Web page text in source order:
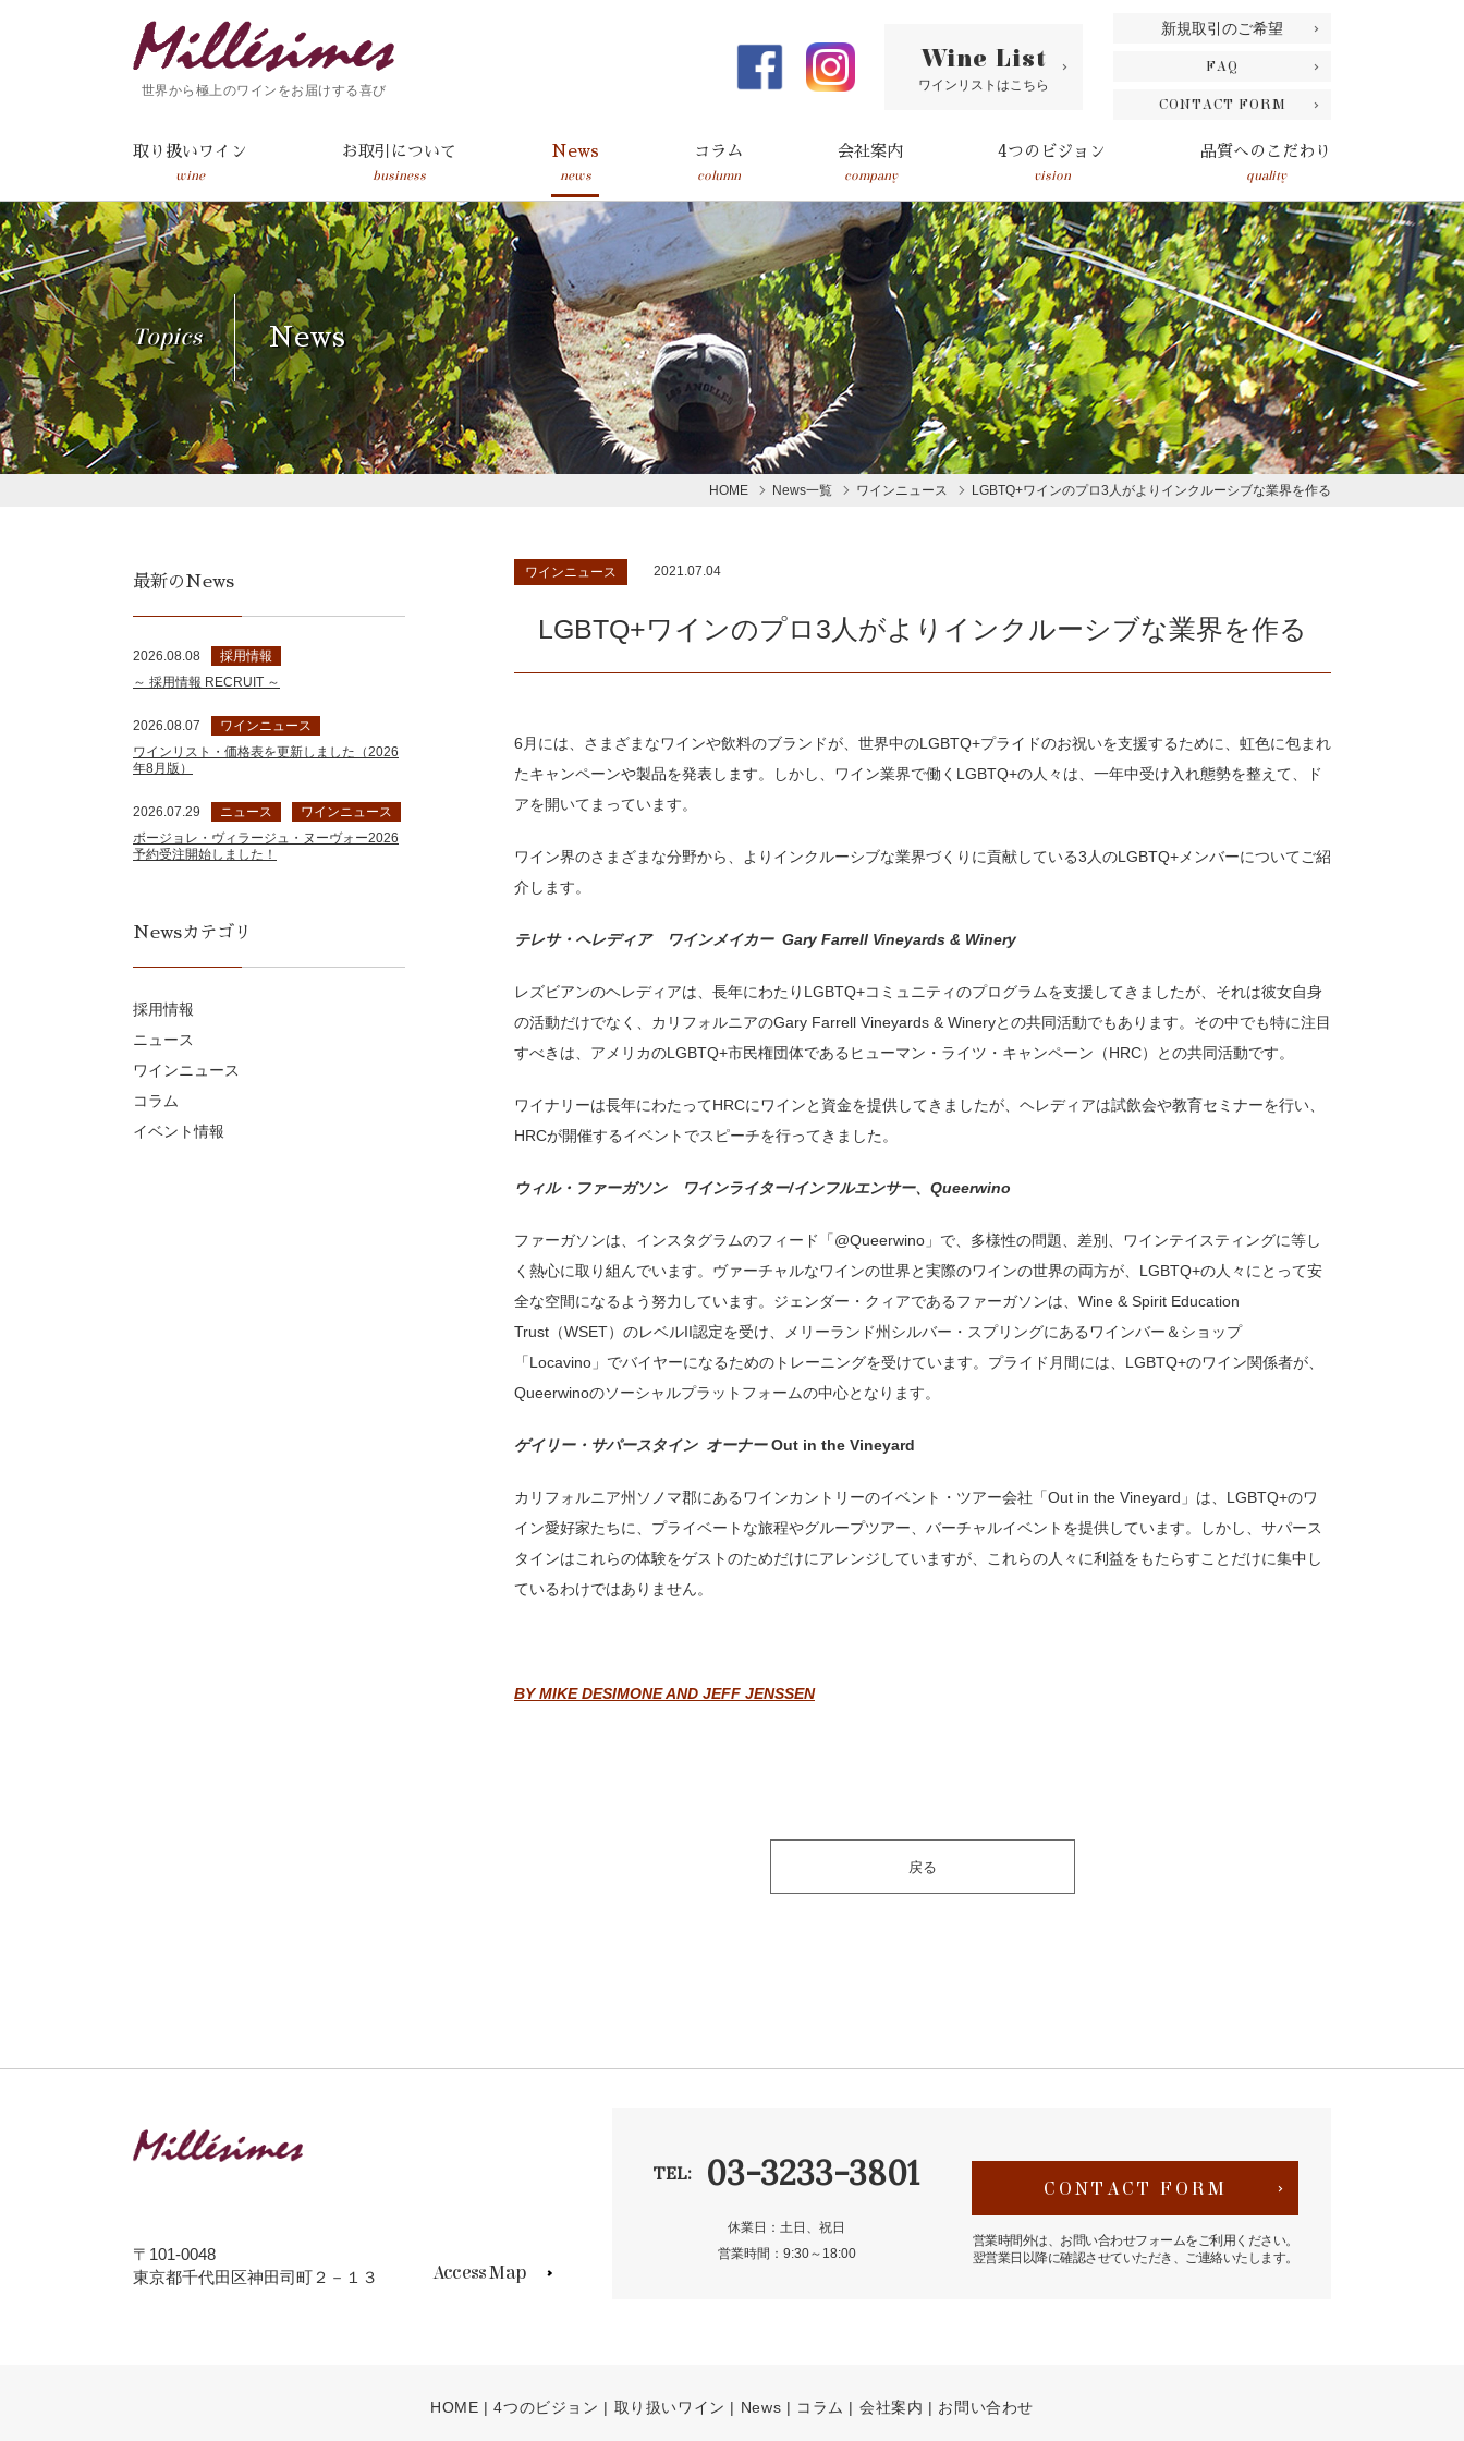
世界から極上のワインをお届けする喜び
Wine List
ワインリストはこちら
新規取引のご希望
FAQ
CONTACT FORM
取り扱いワイン
wine
お取引について
business
News
news
コラム
column
会社案内
company
4つのビジョン
vision
品質へのこだわり
quality
Topics News
HOME News一覧 ワインニュース LGBTQ+ワインのプロ3人がよりインクルーシブな業界を作る
ワインニュース 2021.07.04
LGBTQ+ワインのプロ3人がよりインクルーシブな業界を作る
6月には、さまざまなワインや飲料のブランドが、世界中のLGBTQ+プライドのお祝いを支援するために、虹色に包まれ
たキャンペーンや製品を発表します。しかし、ワイン業界で働くLGBTQ+の人々は、一年中受け入れ態勢を整えて、ド
アを開いてまっています。
ワイン界のさまざまな分野から、よりインクルーシブな業界づくりに貢献している3人のLGBTQ+メンバーについてご紹
介します。
テレサ・ヘレディア ワインメイカー Gary Farrell Vineyards & Winery
レズビアンのヘレディアは、長年にわたりLGBTQ+コミュニティのプログラムを支援してきましたが、それは彼女自身
の活動だけでなく、カリフォルニアのGary Farrell Vineyards & Wineryとの共同活動でもあります。その中でも特に注目
すべきは、アメリカのLGBTQ+市民権団体であるヒューマン・ライツ・キャンペーン（HRC）との共同活動です。
ワイナリーは長年にわたってHRCにワインと資金を提供してきましたが、ヘレディアは試飲会や教育セミナーを行い、
HRCが開催するイベントでスピーチを行ってきました。
ウィル・ファーガソン ワインライター/インフルエンサー、Queerwino
ファーガソンは、インスタグラムのフィード「@Queerwino」で、多様性の問題、差別、ワインテイスティングに等し
く熱心に取り組んでいます。ヴァーチャルなワインの世界と実際のワインの世界の両方が、LGBTQ+の人々にとって安
全な空間になるよう努力しています。ジェンダー・クィアであるファーガソンは、Wine & Spirit Education
Trust（WSET）のレベルII認定を受け、メリーランド州シルバー・スプリングにあるワインバー＆ショップ
「Locavino」でバイヤーになるためのトレーニングを受けています。プライド月間には、LGBTQ+のワイン関係者が、
Queerwinoのソーシャルプラットフォームの中心となります。
ゲイリー・サパースタイン オーナーOut in the Vineyard
カリフォルニア州ソノマ郡にあるワインカントリーのイベント・ツアー会社「Out in the Vineyard」は、LGBTQ+のワ
イン愛好家たちに、プライベートな旅程やグループツアー、バーチャルイベントを提供しています。しかし、サパース
タインはこれらの体験をゲストのためだけにアレンジしていますが、これらの人々に利益をもたらすことだけに集中し
ているわけではありません。
BY MIKE DESIMONE AND JEFF JENSSEN
戻る
最新のNews
2026.08.08
採用情報
～ 採用情報 RECRUIT ～
2026.08.07
ワインニュース
ワインリスト・価格表を更新しました（2026
年8月版）
2026.07.29 ニュース
ワインニュース
ボージョレ・ヴィラージュ・ヌーヴォー2026
予約受注開始しました！
Newsカテゴリ
採用情報
ニュース
ワインニュース
コラム
イベント情報
TEL: 03-3233-3801
休業日：土日、祝日
営業時間：9:30～18:00
CONTACT FORM
営業時間外は、お問い合わせフォームをご利用ください。
翌営業日以降に確認させていただき、ご連絡いたします。
〒101-0048
東京都千代田区神田司町２－１３
Access Map
HOME 4つのビジョン 取り扱いワイン News コラム 会社案内 お問い合わせ